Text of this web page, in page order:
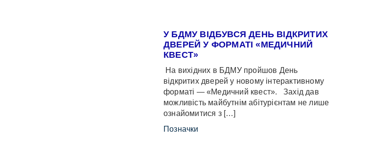
У БДМУ ВІДБУВСЯ ДЕНЬ ВІДКРИТИХ
ДВЕРЕЙ У ФОРМАТІ «МЕДИЧНИЙ
КВЕСТ»
На вихідних в БДМУ пройшов День
відкритих дверей у новому інтерактивному
форматі — «Медичний квест». Захід дав
можливість майбутнім абітурієнтам не лише
ознайомитися з […]
Позначки